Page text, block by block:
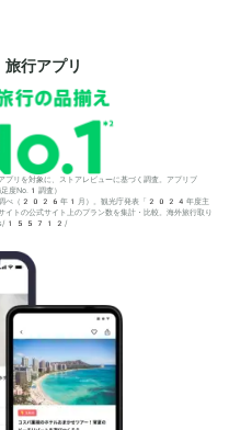
行アプリ
リを対象に、ストアレビューに基づく調査。アプリブ
度No.1調査）
ブ調べ（2026年1月）。観光庁発表「2024年度主
トの公式サイト上のプラン数を集計・比較。海外旅行取り
155712/